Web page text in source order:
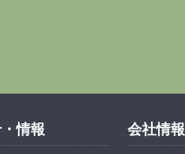
情報 会社情報